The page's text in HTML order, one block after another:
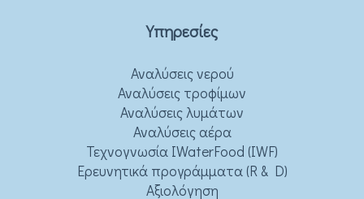
Υπηρεσίες
Αναλύσεις νερού
Αναλύσεις τροφίμων
Αναλύσεις λυμάτων
Αναλύσεις αέρα
Τεχνογνωσία IWaterFood (IWF)
Ερευνητικά προγράμματα (R & D)
Αξιολόγηση